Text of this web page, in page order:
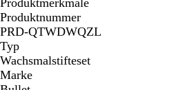
Produktmerkmale
Produktnummer
PRD-QTWDWQZL
Typ
Wachsmalstifteset
Marke